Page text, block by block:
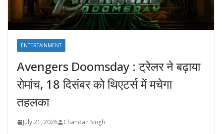
ENTERTAINMENT
Avengers Doomsday : ट्रेलर ने बढ़ाया
रोमांच, 18 दिसंबर को थिएटर्स में मचेगा
तहलका
July 21, 2026 Chandan Singh